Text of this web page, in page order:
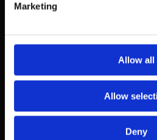
Marketing
Allow all
Allow
Deny
A
Desde uma simples Lager até à mais